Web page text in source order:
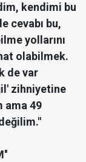
kendimi bu
cevabı bu,
yollarını
olabilmek.
de var
zihniyetine
ama 49